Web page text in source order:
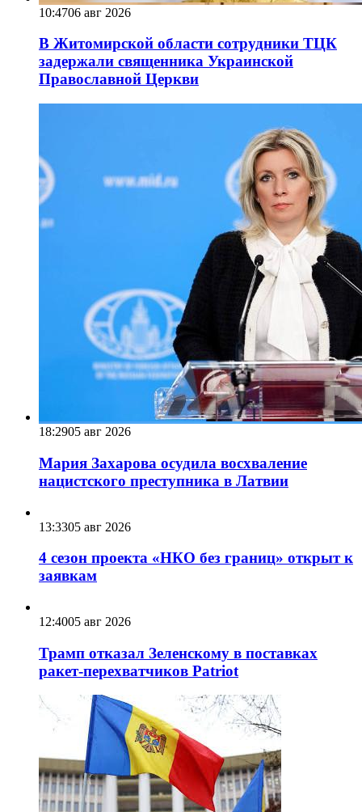
10:4706 авг 2026
В Житомирской области сотрудники ТЦК
задержали священника Украинской
Православной Церкви
18:2905 авг 2026
Мария Захарова осудила восхваление
нацистского преступника в Латвии
13:3305 авг 2026
4 сезон проекта «НКО без границ» открыт к
заявкам
12:4005 авг 2026
Трамп отказал Зеленскому в поставках
ракет-перехватчиков Patriot